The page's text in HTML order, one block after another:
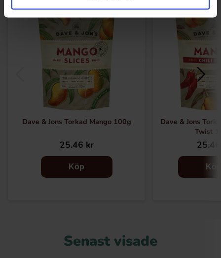
Dave & Jons Torkad Mango 100g
25.46 kr
Köp
Dave & Jons
Twist
Köp
Senast visade